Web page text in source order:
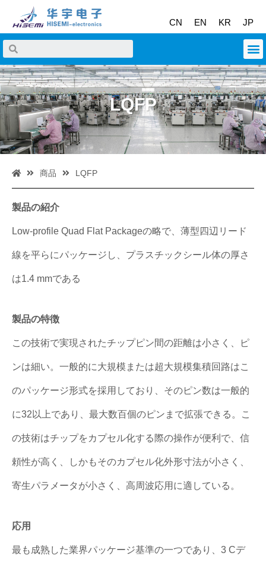
CN EN KR JP
LQFP
商品 LQFP
製品の紹介
Low-profile Quad Flat Packageの略で、薄型四辺リード
線を平らにパッケージし、プラスチックシール体の厚さ
は1.4 mmである
製品の特徴
この技術で実現されたチップピン間の距離は小さく、ピ
ンは細い。一般的に大規模または超大規模集積回路はこ
のパッケージ形式を採用しており、そのピン数は一般的
に32以上であり、最大数百個のピンまで拡張できる。こ
の技術はチップをカプセル化する際の操作が便利で、信
頼性が高く、しかもそのカプセル化外形寸法が小さく、
寄生パラメータが小さく、高周波応用に適している。
応用
最も成熟した業界パッケージ基準の一つであり、3 Cデ